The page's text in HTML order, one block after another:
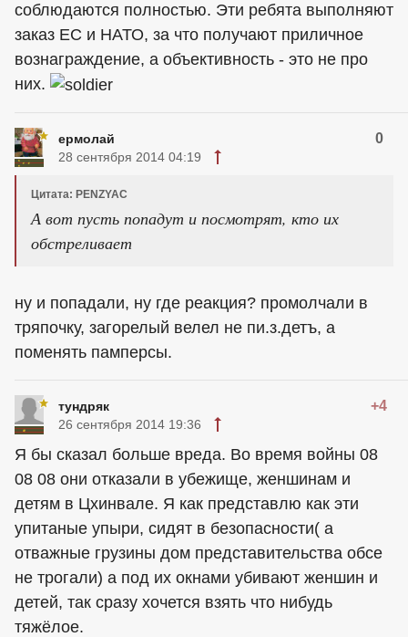
соблюдаются полностью. Эти ребята выполняют
заказ ЕС и НАТО, за что получают приличное
вознаграждение, а объективность - это не про
них.
ермолай 0
28 сентября 2014 04:19
Цитата: PENZYAC
А вот пусть попадут и посмотрят, кто их
обстреливает
ну и попадали, ну где реакция? промолчали в
тряпочку, загорелый велел не пи.з.детъ, а
поменять памперсы.
тундряк +4
26 сентября 2014 19:36
Я бы сказал больше вреда. Во время войны 08
08 08 они отказали в убежище, женшинам и
детям в Цхинвале. Я как представлю как эти
упитаные упыри, сидят в безопасности( а
отважные грузины дом представительства обсе
не трогали) а под их окнами убивают женшин и
детей, так сразу хочется взять что нибудь
тяжёлое.